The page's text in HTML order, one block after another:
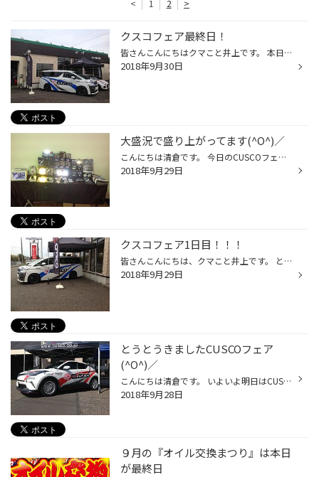
< 1 2 >
クスコフェア最終日！
皆さんこんにちはクマこと井上です。 本日は、クスコフェア最終日！ デモカーの試乗もしております。この機会にぜひ！ 普段とは違う乗りごごちを試してみませんか？ ぜひ遊びに来てください。 でわでわ
2018年9月30日
大盛況で盛り上がってます(^O^)／
こんにちは清倉です。 今日のCUSCOフェア午前中は多くの方にヴェルファイアを体感いただきました。 ありがとうございます。 それと同じくらい人気なのはLEDライトで有名なスフィアライトのブースです。 本当に明るいです。 しかも今回はホワイトとイエローの切り替えが出来る 新商品のフォグライト...
2018年9月29日
クスコフェア1日目！！！
皆さんこんにちは、クマこと井上です。 とうとう来ましたクスコフェア！ クスコ車高調整の入ったデモカーの試乗もしております。 この機会にぜひ遊びに来てくださいね〜。 ドレスアップの相談など行っております。 でわでわ。
2018年9月29日
とうとうきましたCUSCOフェア
(^O^)／
こんにちは清倉です。 いよいよ明日はCUSCOフェアの開催です(≧∀≦) いろんなパーツやタイヤが特別価格で盛り上げます。 写真は以前のイベントです。 今回は 初日が現行ヴェルファイア・2日目がプラススイフトスポーツがデモカーとして来ます。 この機会に体感試乗してください。
2018年9月28日
９月の『オイル交換まつり』は本日
が最終日